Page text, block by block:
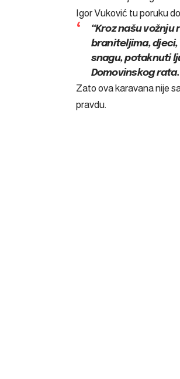
Igor Vuković tu poruku
“Kroz našu
braniteljima,
snagu, potaknuti
Domovinskog
Zato ova karavana nije
pravdu.